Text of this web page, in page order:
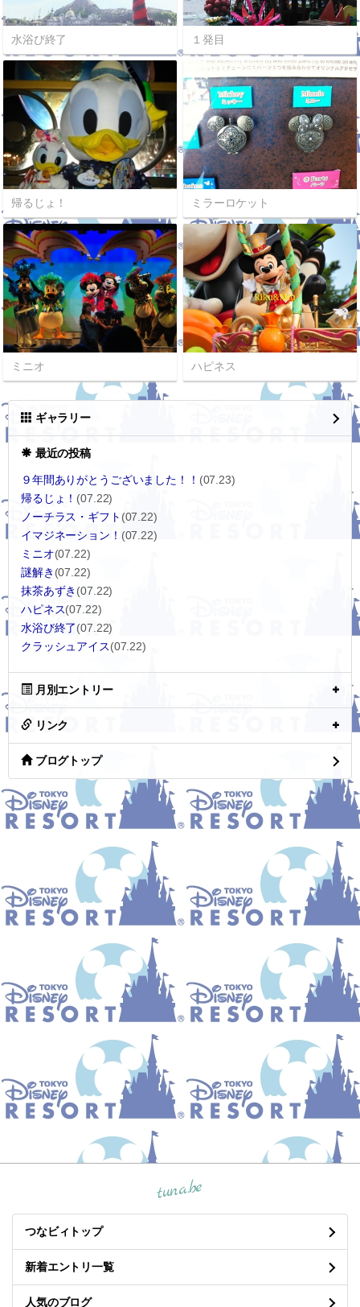
水浴び終了 １発目
帰るじょ！ ミラーロケット
ミニオ ハピネス
ギャラリー
最近の投稿
９年間ありがとうございました！！ (07.23)
帰るじょ！ (07.22)
ノーチラス・ギフト (07.22)
イマジネーション！ (07.22)
ミニオ(07.22)
謎解き (07.22)
抹茶あずき (07.22)
ハピネス(07.22)
水浴び終了(07.22)
クラッシュアイス(07.22)
月別エントリー
リンク
ブログトップ
tuna.be
つなビィトップ
新着エントリ一覧
人気のブログ